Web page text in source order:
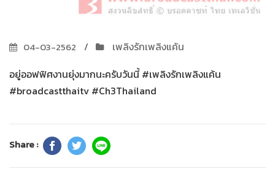
04-03-2562
เพลิงรักเพลิงแค้น
อยู่ออฟฟิศงานยุ่งมากนะครับวันนี้ #เพลิงรักเพลิงแค้น
#broadcastthaitv #Ch3Thailand
Share :